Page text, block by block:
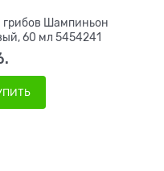
Шампиньон
коричневый, 60 мл 5454241